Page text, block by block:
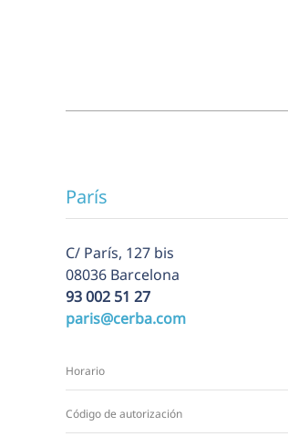
París
C/ París, 127 bis
08036 Barcelona
93 002 51 27
paris@cerba.com
Horario
Código de autorización